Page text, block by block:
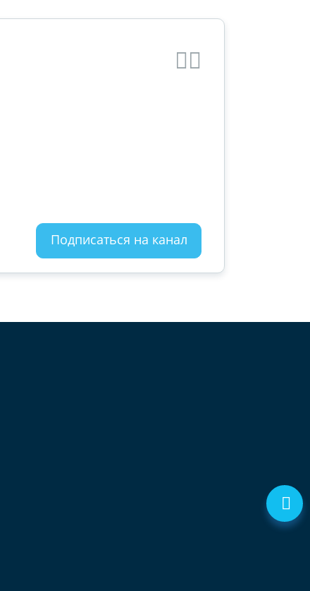
Подписаться на канал